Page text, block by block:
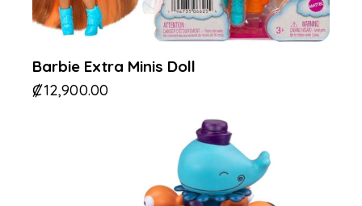
Barbie Extra Minis Doll
₡12,900.00